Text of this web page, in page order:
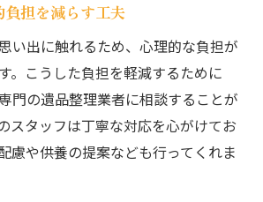
担を減らす工夫
い出に触れるため、心理的な負担が
。こうした負担を軽減するために
門の遺品整理業者に相談することが
スタッフは丁寧な対応を心がけてお
慮や供養の提案なども行ってくれま